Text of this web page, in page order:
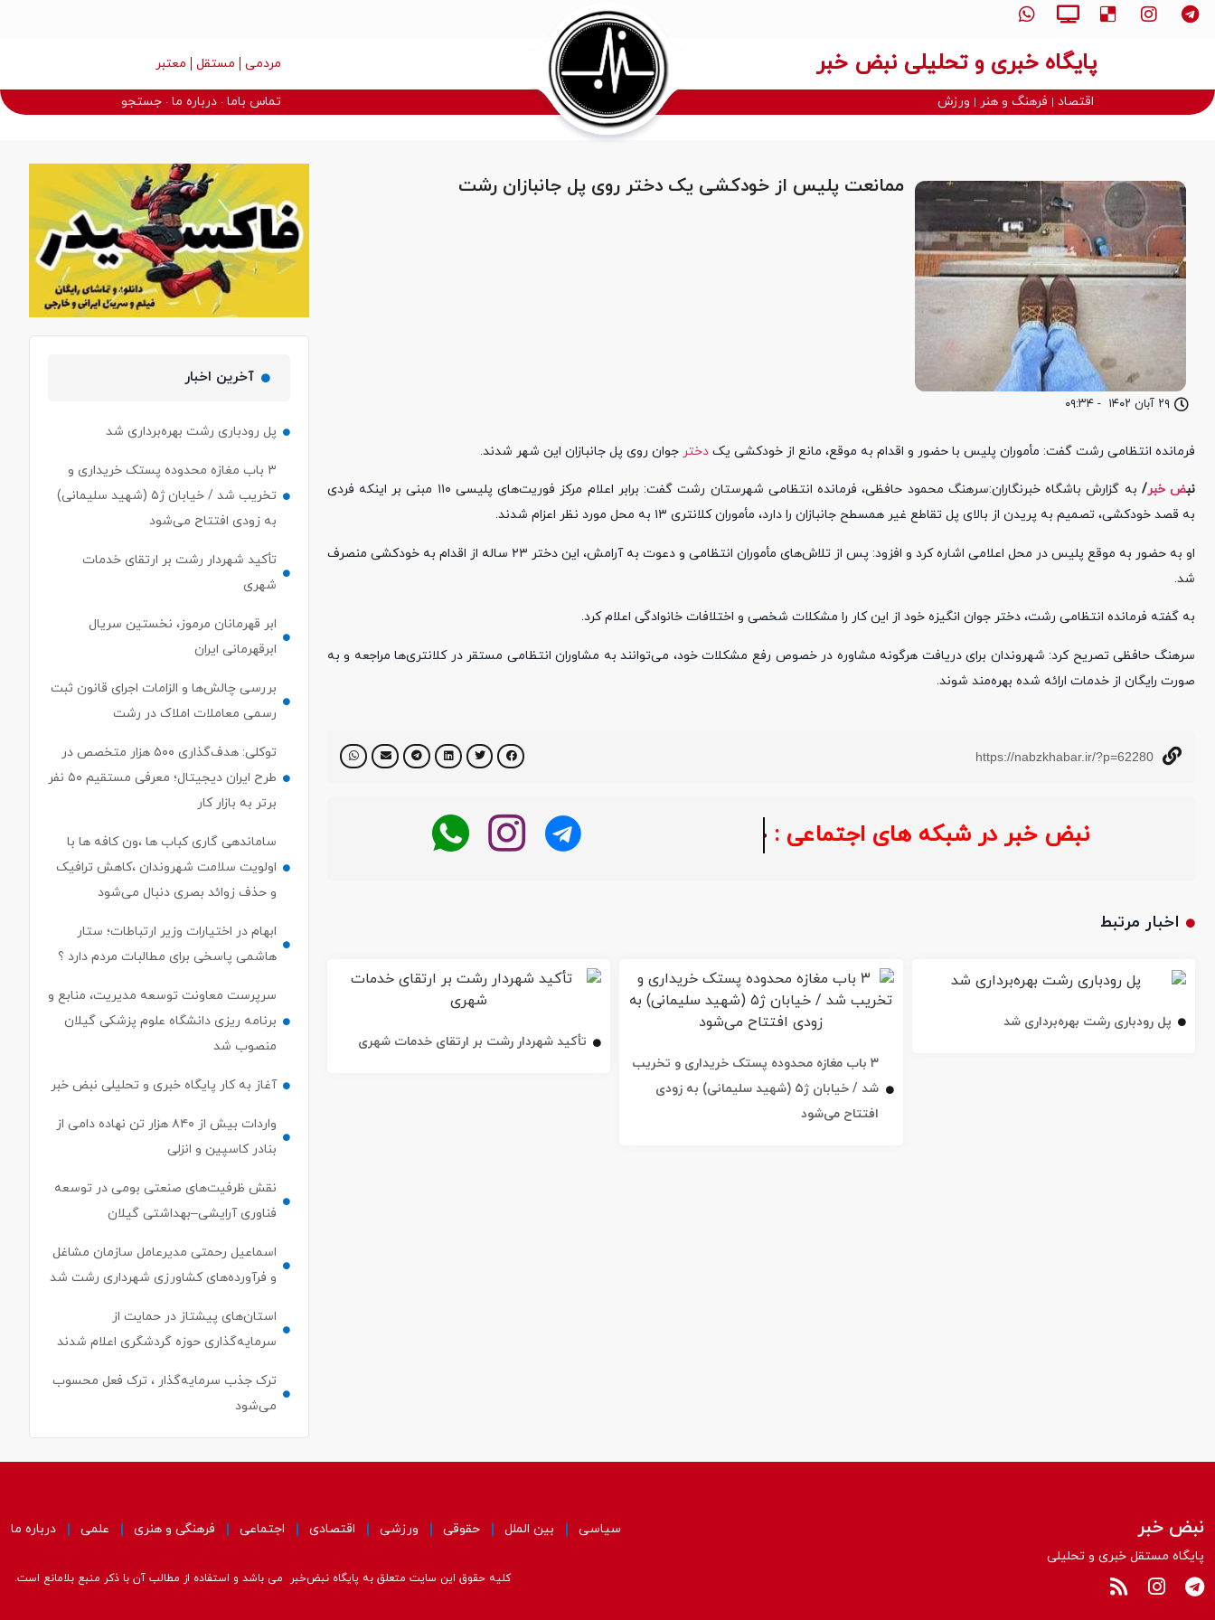
پایگاه خبری و تحلیلی نبض خبر مردمی مستقل معتبر
اقتصاد فرهنگ و هنر ورزش تماس باما درباره ما جستجو
۲۹ آبان ۱۴۰۲ - ۰۹:۳۴
ممانعت پلیس از خودکشی یک دختر روی پل جانبازان رشت
فرمانده انتظامی رشت گفت: مأموران پلیس با حضور و اقدام به موقع، مانع از خودکشی یک دختر جوان روی پل جانبازان این شهر شدند.
نبض خبر/
به گزارش باشگاه خبرنگاران:سرهنگ محمود حافظی، فرمانده انتظامی شهرستان رشت گفت: برابر اعلام مرکز فوریت‌های پلیسی ۱۱۰ مبنی بر اینکه فردی
به قصد خودکشی، تصمیم به پریدن از بالای پل تقاطع غیر همسطح جانبازان را دارد، مأموران کلانتری ۱۳ به محل مورد نظر اعزام شدند.
او به حضور به موقع پلیس در محل اعلامی اشاره کرد و افزود: پس از تلاش‌های مأموران انتظامی و دعوت به آرامش، این دختر ۲۳ ساله از اقدام به خودکشی منصرف
شد.
به گفته فرمانده انتظامی رشت، دختر جوان انگیزه خود از این کار را مشکلات شخصی و اختلافات خانوادگی اعلام کرد.
سرهنگ حافظی تصریح کرد: شهروندان برای دریافت هرگونه مشاوره در خصوص رفع مشکلات خود، می‌توانند به مشاوران انتظامی مستقر در کلانتری‌ها مراجعه و به
صورت رایگان از خدمات ارائه شده بهره‌مند شوند.
https://nabzkhabar.ir/?p=62280
نبض خبر در شبکه های اجتماعی : خبر فوری
اخبار مرتبط
پل رودباری رشت بهره‌برداری شد
۳ باب مغازه محدوده پستک خریداری و تخریب
شد / خیابان ژ۵ (شهید سلیمانی) به زودی
افتتاح می‌شود
تأکید شهردار رشت بر ارتقای خدمات شهری
آخرین اخبار
پل رودباری رشت بهره‌برداری شد
۳ باب مغازه محدوده پستک خریداری و
تخریب شد / خیابان ژ۵ (شهید سلیمانی)
به زودی افتتاح می‌شود
تأکید شهردار رشت بر ارتقای خدمات
شهری
ابر قهرمانان مرموز، نخستین سریال
ابرقهرمانی ایران
بررسی چالش‌ها و الزامات اجرای قانون ثبت
رسمی معاملات املاک در رشت
توکلی: هدف‌گذاری ۵۰۰ هزار متخصص در
طرح ایران دیجیتال؛ معرفی مستقیم ۵۰ نفر
برتر به بازار کار
ساماندهی گاری کباب ها ،ون کافه ها با
اولویت سلامت شهروندان ،کاهش ترافیک
و حذف زوائد بصری دنبال می‌شود
ابهام در اختیارات وزیر ارتباطات؛ ستار
هاشمی پاسخی برای مطالبات مردم دارد ؟
سرپرست معاونت توسعه مدیریت، منابع و
برنامه ریزی دانشگاه علوم پزشکی گیلان
منصوب شد
آغاز به کار پایگاه خبری و تحلیلی نبض خبر
واردات بیش از ۸۴۰ هزار تن نهاده دامی از
بنادر كاسپین و انزلی
نقش ظرفیت‌های صنعتی بومی در توسعه
فناوری آرایشی–بهداشتی گیلان
اسماعیل رحمتی مدیرعامل سازمان مشاغل
و فرآورده‌های کشاورزی شهرداری رشت شد
استان‌های پیشتاز در حمایت از
سرمایه‌گذاری حوزه گردشگری اعلام شدند
ترک جذب سرمایه‌گذار ، ترک فعل محسوب
می‌شود
نبض خبر
پایگاه مستقل خبری و تحلیلی
سیاسی بین الملل حقوقی ورزشی اقتصادی اجتماعی فرهنگی و هنری علمی درباره ما
کلیه حقوق این سایت متعلق به پایگاه نبض‌خبر می باشد و استفاده از مطالب آن با ذکر منبع بلامانع است.